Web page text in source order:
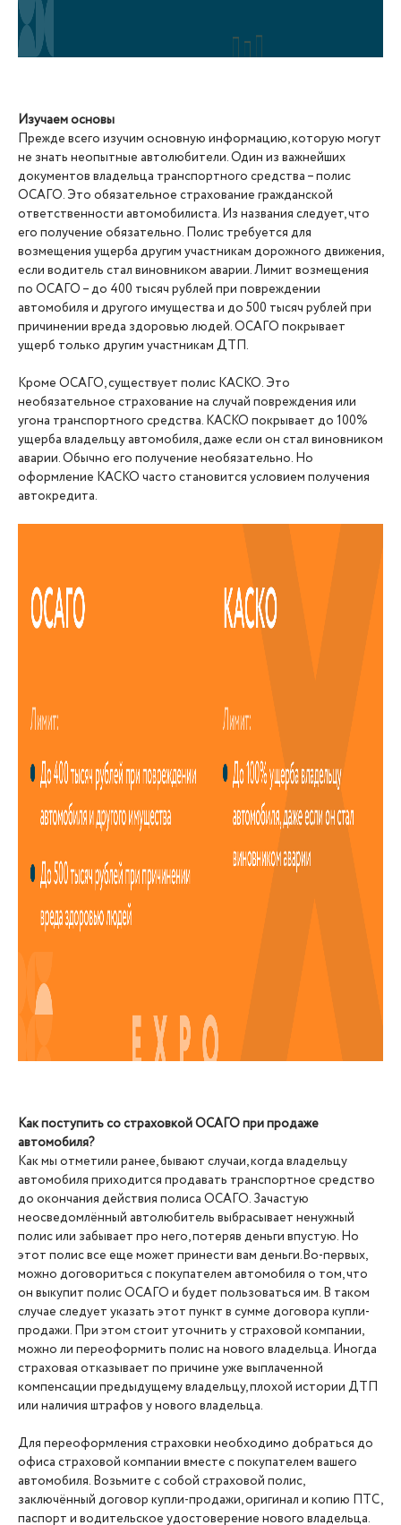
Изучаем основы
Прежде всего изучим основную информацию, которую могут
не знать неопытные автолюбители. Один из важнейших
документов владельца транспортного средства – полис
ОСАГО. Это обязательное страхование гражданской
ответственности автомобилиста. Из названия следует, что
его получение обязательно. Полис требуется для
возмещения ущерба другим участникам дорожного движения,
если водитель стал виновником аварии. Лимит возмещения
по ОСАГО – до 400 тысяч рублей при повреждении
автомобиля и другого имущества и до 500 тысяч рублей при
причинении вреда здоровью людей. ОСАГО покрывает
ущерб только другим участникам ДТП.
Кроме ОСАГО, существует полис КАСКО. Это
необязательное страхование на случай повреждения или
угона транспортного средства. КАСКО покрывает до 100%
ущерба владельцу автомобиля, даже если он стал виновником
аварии. Обычно его получение необязательно. Но
оформление КАСКО часто становится условием получения
автокредита.
Как поступить со страховкой ОСАГО при продаже
автомобиля?
Как мы отметили ранее, бывают случаи, когда владельцу
автомобиля приходится продавать транспортное средство
до окончания действия полиса ОСАГО. Зачастую
неосведомлённый автолюбитель выбрасывает ненужный
полис или забывает про него, потеряв деньги впустую. Но
этот полис все еще может принести вам деньги.Во-первых,
можно договориться с покупателем автомобиля о том, что
он выкупит полис ОСАГО и будет пользоваться им. В таком
случае следует указать этот пункт в сумме договора купли-
продажи. При этом стоит уточнить у страховой компании,
можно ли переоформить полис на нового владельца. Иногда
страховая отказывает по причине уже выплаченной
компенсации предыдущему владельцу, плохой истории ДТП
или наличия штрафов у нового владельца.
Для переоформления страховки необходимо добраться до
офиса страховой компании вместе с покупателем вашего
автомобиля. Возьмите с собой страховой полис,
заключённый договор купли-продажи, оригинал и копию ПТС,
паспорт и водительское удостоверение нового владельца.